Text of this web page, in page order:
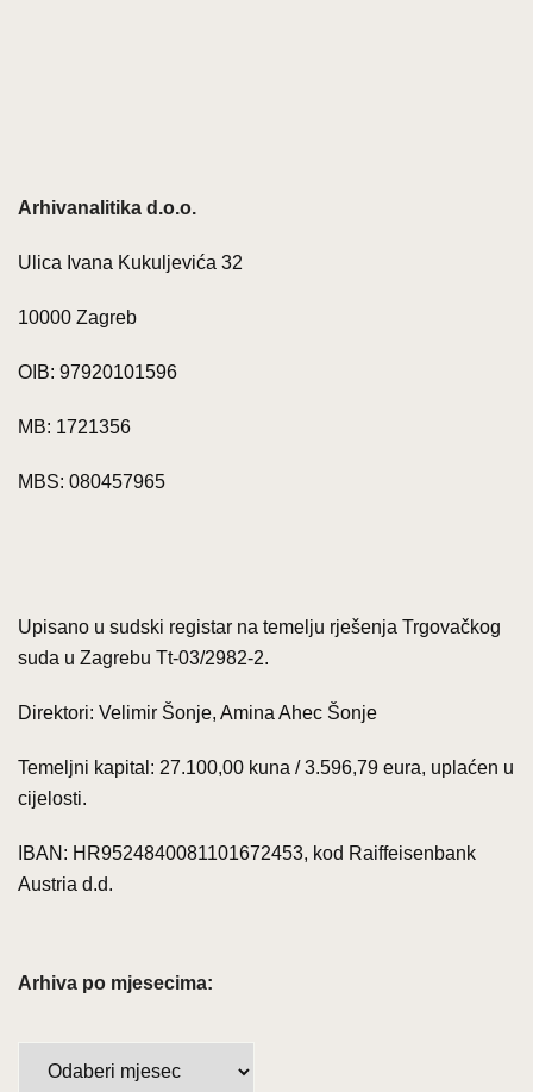
Arhivanalitika d.o.o.
Ulica Ivana Kukuljevića 32
10000 Zagreb
OIB: 97920101596
MB: 1721356
MBS: 080457965
Upisano u sudski registar na temelju rješenja Trgovačkog
suda u Zagrebu Tt-03/2982-2.
Direktori: Velimir Šonje, Amina Ahec Šonje
Temeljni kapital: 27.100,00 kuna / 3.596,79 eura, uplaćen u
cijelosti.
IBAN: HR9524840081101672453, kod Raiffeisenbank
Austria d.d.
Arhiva po mjesecima: